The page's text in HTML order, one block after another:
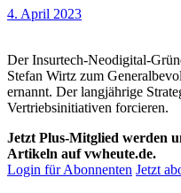
4. April 2023
Der Insurtech-Neodigital-
Stefan Wirtz zum
ernannt. Der langjährige
Vertriebsinitiativen forcieren.
Jetzt Plus-Mitglied werden
Artikeln auf vwheute.de.
Login für Abonnenten Jetzt